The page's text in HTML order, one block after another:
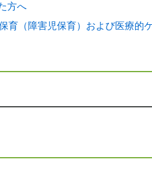
方へ
（障害児保育）および医療的